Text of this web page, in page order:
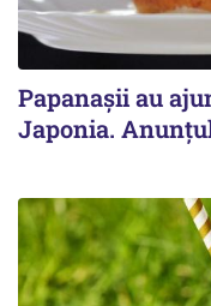
Papanașii au
Japonia.